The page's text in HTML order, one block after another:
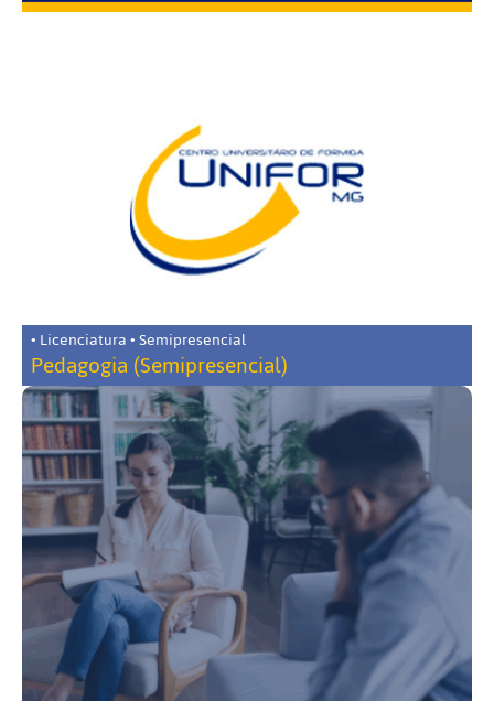
• Licenciatura • Semipresencial
Pedagogia (Semipresencial)